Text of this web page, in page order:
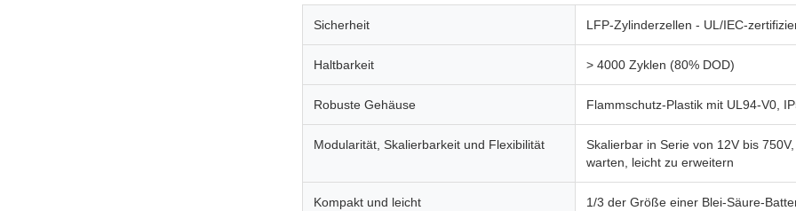
Sicherheit LFP-Zylinderzellen - UL/IEC-
Haltbarkeit > 4000 Zyklen (80% DOD)
Robuste Gehäuse Flammschutz-Plastik mit UL94-V0,
Modularität, Skalierbarkeit und Flexibilität
Skalierbar in Serie von 12V bis
warten, leicht zu erweitern
Kompakt und leicht 1/3 der Größe einer Blei-Säure-